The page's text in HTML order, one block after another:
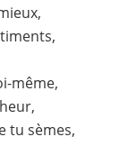
même,
tu sèmes,